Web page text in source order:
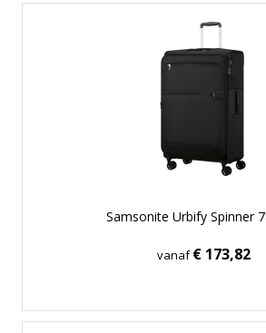
Samsonite Urbify Spinner
vanaf€ 173,82